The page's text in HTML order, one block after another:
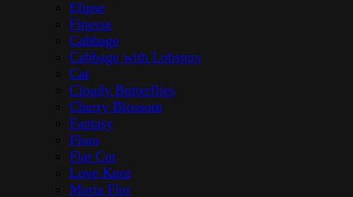
Elipse
Finesse
Cabbage
Cabbage with Lobsters
Cat
Cloudy Butterflies
Cherry Blossom
Fantasy
Flora
Flat Cut
Love Knot
Maria Flor